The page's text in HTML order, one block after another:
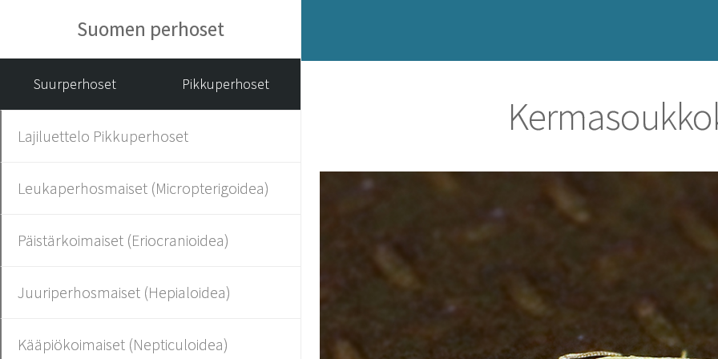
Suomen perhoset
Suurperhoset Pikkuperhoset
Lajiluettelo Pikkuperhoset
Leukaperhosmaiset (Micropterigoidea)
Päistärkoimaiset (Eriocranioidea)
Juuriperhosmaiset (Hepialoidea)
Kääpiökoimaiset (Nepticuloidea)